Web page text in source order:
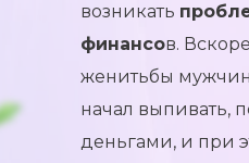
возникать
финансов.
женитьбы
начал выпивать,
деньгами, и при